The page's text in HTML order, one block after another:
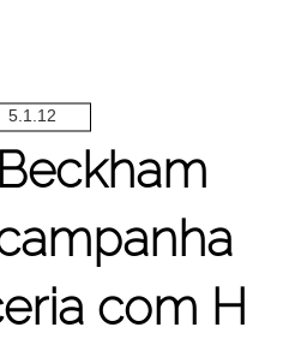
5.1.12
com H